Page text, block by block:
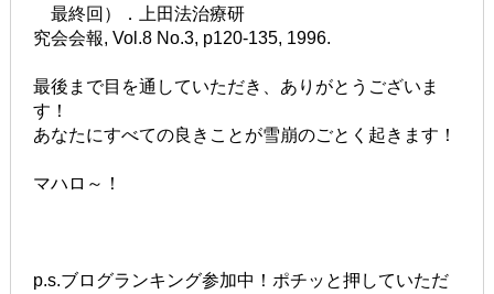
最終回）．上田法治療研
究会会報, Vol.8 No.3, p120-135, 1996.
最後まで目を通していただき、ありがとうございま
す！
あなたにすべての良きことが雪崩のごとく起きます！
マハロ～！
p.s.ブログランキング参加中！ポチッと押していただ